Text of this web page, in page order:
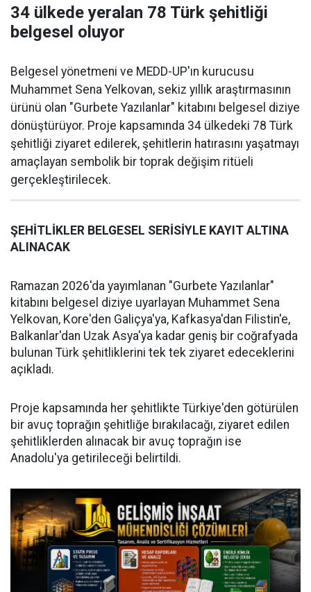
34 ülkede yeralan 78 Türk şehitliği
belgesel oluyor
Belgesel yönetmeni ve MEDD-UP'ın kurucusu
Muhammet Sena Yelkovan, sekiz yıllık araştırmasının
ürünü olan "Gurbete Yazılanlar" kitabını belgesel diziye
dönüştürüyor. Proje kapsamında 34 ülkedeki 78 Türk
şehitliği ziyaret edilerek, şehitlerin hatırasını yaşatmayı
amaçlayan sembolik bir toprak değişim ritüeli
gerçekleştirilecek.
ŞEHİTLİKLER BELGESEL SERİSİYLE KAYIT ALTINA
ALINACAK
Ramazan 2026'da yayımlanan "Gurbete Yazılanlar"
kitabını belgesel diziye uyarlayan Muhammet Sena
Yelkovan, Kore'den Galiçya'ya, Kafkasya'dan Filistin'e,
Balkanlar'dan Uzak Asya'ya kadar geniş bir coğrafyada
bulunan Türk şehitliklerini tek tek ziyaret edeceklerini
açıkladı.
Proje kapsamında her şehitlikte Türkiye'den götürülen
bir avuç toprağın şehitliğe bırakılacağı, ziyaret edilen
şehitliklerden alınacak bir avuç toprağın ise
Anadolu'ya getirileceği belirtildi.